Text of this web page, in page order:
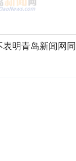
明青岛新闻网